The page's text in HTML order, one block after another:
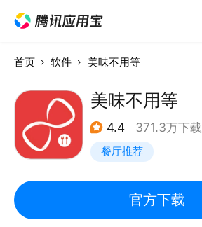
首页 软件 美味不用等
美味不用等
4.4 371.3万下载
餐厅推荐
官方下载